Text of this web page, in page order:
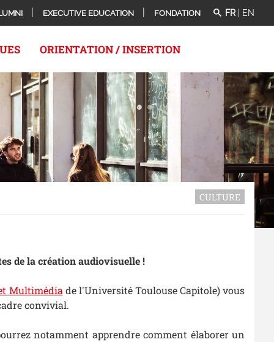
EXECUTIVE EDUCATION FONDATION FR EN
ORIENTATION / INSERTION
CULTURE
de la création audiovisuelle !
Multimédia de l'Université Toulouse Capitole) vous
convivial.
notamment apprendre comment élaborer un